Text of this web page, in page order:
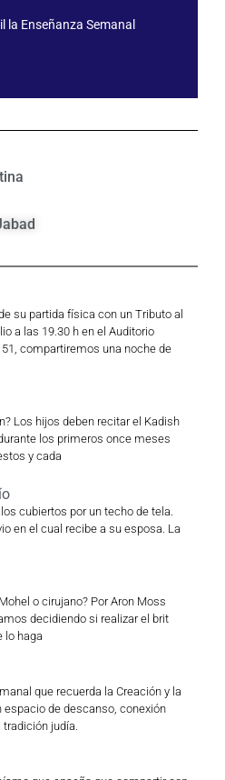
la Enseñanza Semanal
su partida física con un Tributo al
a las 19.30 h en el Auditorio
compartiremos una noche de
Los hijos deben recitar el Kadish
los primeros once meses
y cada
cubiertos por un techo de tela.
en el cual recibe a su esposa. La
o cirujano? Por Aron Moss
decidiendo si realizar el brit
lo haga
que recuerda la Creación y la
espacio de descanso, conexión
judía.